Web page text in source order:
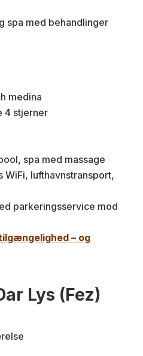
spa med behandlinger
medina
4 stjerner
spa med massage
WiFi, lufthavnstransport,
parkeringsservice mod
– og
Lys (Fez)